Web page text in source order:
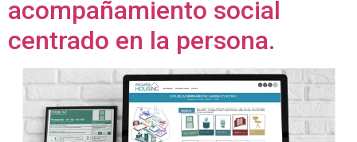
acompañamiento social
centrado en la persona.